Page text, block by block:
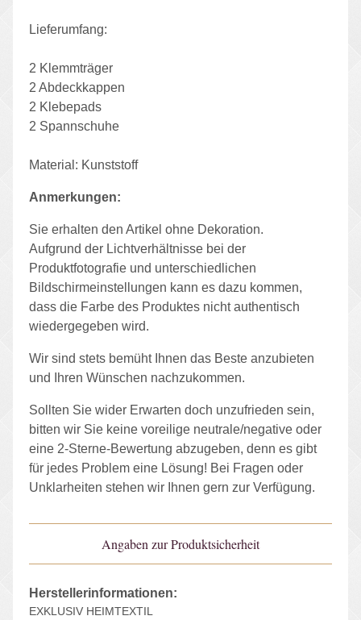
Lieferumfang:
2 Klemmträger
2 Abdeckkappen
2 Klebepads
2 Spannschuhe
Material: Kunststoff
Anmerkungen:
Sie erhalten den Artikel ohne Dekoration.
Aufgrund der Lichtverhältnisse bei der
Produktfotografie und unterschiedlichen
Bildschirmeinstellungen kann es dazu kommen,
dass die Farbe des Produktes nicht authentisch
wiedergegeben wird.
Wir sind stets bemüht Ihnen das Beste anzubieten
und Ihren Wünschen nachzukommen.
Sollten Sie wider Erwarten doch unzufrieden sein,
bitten wir Sie keine voreilige neutrale/negative oder
eine 2-Sterne-Bewertung abzugeben, denn es gibt
für jedes Problem eine Lösung! Bei Fragen oder
Unklarheiten stehen wir Ihnen gern zur Verfügung.
Angaben zur Produktsicherheit
Herstellerinformationen:
EXKLUSIV HEIMTEXTIL